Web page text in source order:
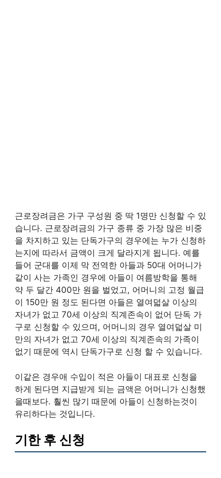
근로장려금은 가구 구성원 중 딱 1명만 신청할 수 있
습니다. 근로장려금의 가구 종류 중 가장 많은 비중
을 차지하고 있는 단독가구의 경우에는 누가 신청하
는지에 따라서 금액이 크게 달라지게 됩니다. 예를
들어 군대를 이제 막 전역한 아들과 50대 어머니가
같이 사는 가족인 경우에 아들이 여름방학을 통해
약 두 달간 400만 원을 벌었고, 어머니의 고정 월급
이 150만 원 정도 된다면 아들은 열여덟살 이상의
자녀가 없고 70세 이상의 직계존속이 없어 단독 가
구로 신청할 수 있으며, 어머니의 경우 열여덟살 미
만의 자녀가 없고 70세 이상의 직계존속의 가족이
없기 때문에 역시 단독가구로 신청 할 수 있습니다.
이같은 경우애 수입이 적은 아들이 대표로 신청을
하게 된다면 지급받게 되는 금액은 어머니가 신청했
을때보다. 훨씬 많기 때문에 아들이 신청하는것이
유리하다는 것입니다.
기한 후 신청